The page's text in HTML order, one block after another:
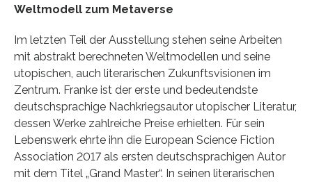
Weltmodell zum Metaverse
Im letzten Teil der Ausstellung stehen seine Arbeiten
mit abstrakt berechneten Weltmodellen und seine
utopischen, auch literarischen Zukunftsvisionen im
Zentrum. Franke ist der erste und bedeutendste
deutschsprachige Nachkriegsautor utopischer Literatur,
dessen Werke zahlreiche Preise erhielten. Für sein
Lebenswerk ehrte ihn die European Science Fiction
Association 2017 als ersten deutschsprachigen Autor
mit dem Titel „Grand Master“. In seinen literarischen